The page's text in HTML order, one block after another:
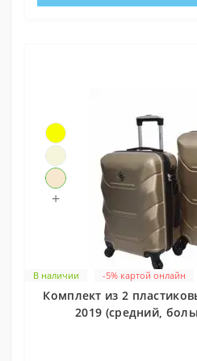
В наличии
+
-5% картой онлайн
Комплект из 2
2019 (средний,